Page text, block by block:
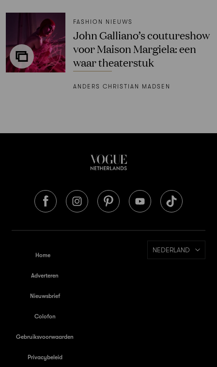
FASHION NIEUWS
John Galliano’s coutureshow
voor Maison Margiela: een
waar theaterstuk
ANDERS CHRISTIAN MADSEN
Home
Adverteren
Nieuwsbrief
Colofon
Gebruiksvoorwaarden
Privacybeleid
NEDERLAND